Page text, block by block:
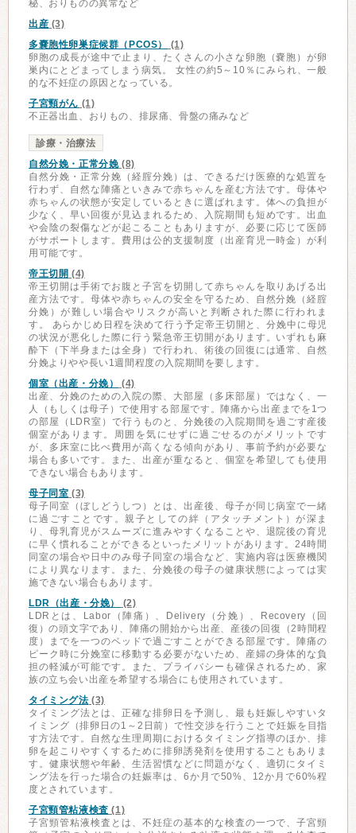
秘、おりものの異常など
出産 (3)
多嚢胞性卵巣症候群（PCOS）
(1)
卵胞の成⻑が途中で止まり、たくさんの⼩さな卵胞（嚢胞）が卵
巣内にとどまってしまう病気。 女性の約5～10％にみられ、一般
的な不妊症の原因となっている。
子宮頸がん (1)
不正器出血、おりもの、排尿痛、骨盤の痛みなど
診療・治療法
自然分娩・正常分娩(8)
自然分娩・正常分娩（経腟分娩）は、できるだけ医療的な処置を
行わず、自然な陣痛といきみで赤ちゃんを産む方法です。母体や
赤ちゃんの状態が安定しているときに選ばれます。体への負担が
少なく、早い回復が見込まれるため、入院期間も短めです。出血
や会陰の裂傷などが起こることもありますが、必要に応じて医師
がサポートします。費用は公的支援制度（出産育児一時金）が利
用可能です。
帝王切開 (4)
帝王切開は手術でお腹と子宮を切開して赤ちゃんを取りあげる出
産方法です。母体や赤ちゃんの安全を守るため、自然分娩（経腟
分娩）が難しい場合やリスクが高いと判断された際に行われま
す。 あらかじめ日程を決めて行う予定帝王切開と、分娩中に母児
の状況が悪化した際に行う緊急帝王切開があります。いずれも麻
酔下（下半身または全身）で行われ、術後の回復には通常、自然
分娩よりやや長い1週間程度の入院期間を要します。
個室（出産・分娩）
(4)
出産、分娩のための入院の際、大部屋（多床部屋）ではなく、一
人（もしくは母子）で使用する部屋です。陣痛から出産までを1つ
の部屋（LDR室）で行うものと、分娩後の入院期間を過ごす産後
個室があります。周囲を気にせずに過ごせるのがメリットです
が、多床室に比べ費用が高くなる傾向があり、事前予約が必要な
場合も多いです。また、出産が重なると、個室を希望しても使用
できない場合もあります。
母子同室 (3)
母子同室（ぼしどうしつ）とは、出産後、母子が同じ病室で一緒
に過ごすことです。親子としての絆（アタッチメント）が深ま
り、母乳育児がスムーズに進みやすくなることや、退院後の育児
に早く慣れることができるといったメリットがあります。24時間
同室の場合や日中のみ母子同室の場合など、実施内容は医療機関
により異なります。また、分娩後の母子の健康状態によっては実
施できない場合もあります。
LDR（出産・分娩）
(2)
LDRとは、Labor（陣痛）、Delivery（分娩）、Recovery（回
復）の頭文字であり、陣痛の開始から出産、産後の回復（2時間程
度）までを一つのベッドで過ごすことができる部屋です。陣痛の
ピーク時に分娩室に移動する必要がないため、産婦の身体的な負
担の軽減が可能です。また、プライバシーも確保されるため、家
族の立ち会い出産を希望する場合にも使用されています。
タイミング法 (3)
タイミング法とは、正確な排卵日を予測し、最も妊娠しやすいタ
イミング（排卵日の1～2日前）で性交渉を行うことで妊娠を目指
す方法です。自然な生理周期におけるタイミング指導のほか、排
卵を起こりやすくするために排卵誘発剤を使用することもありま
す。健康状態や年齢、生活習慣などに問題がなく、適切にタイミ
ング法を行った場合の妊娠率は、6か月で50%、12か月で60%程
度とされています。
子宮頸管粘液検査 (1)
子宮頸管粘液検査とは、不妊症の基本的な検査の一つで、子宮頸